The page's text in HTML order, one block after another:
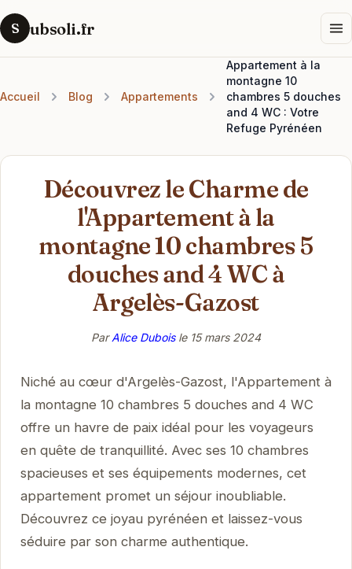
S ubsoli.fr
Accueil Blog Appartements
Appartement à la
montagne 10
chambres 5 douches
and 4 WC : Votre
Refuge Pyrénéen
Découvrez le Charme de
l'Appartement à la
montagne 10 chambres 5
douches and 4 WC à
Argelès-Gazost
ParAlice Duboisle 15 mars 2024
Niché au cœur d'Argelès-Gazost, l'Appartement à
la montagne 10 chambres 5 douches and 4 WC
offre un havre de paix idéal pour les voyageurs
en quête de tranquillité. Avec ses 10 chambres
spacieuses et ses équipements modernes, cet
appartement promet un séjour inoubliable.
Découvrez ce joyau pyrénéen et laissez-vous
séduire par son charme authentique.